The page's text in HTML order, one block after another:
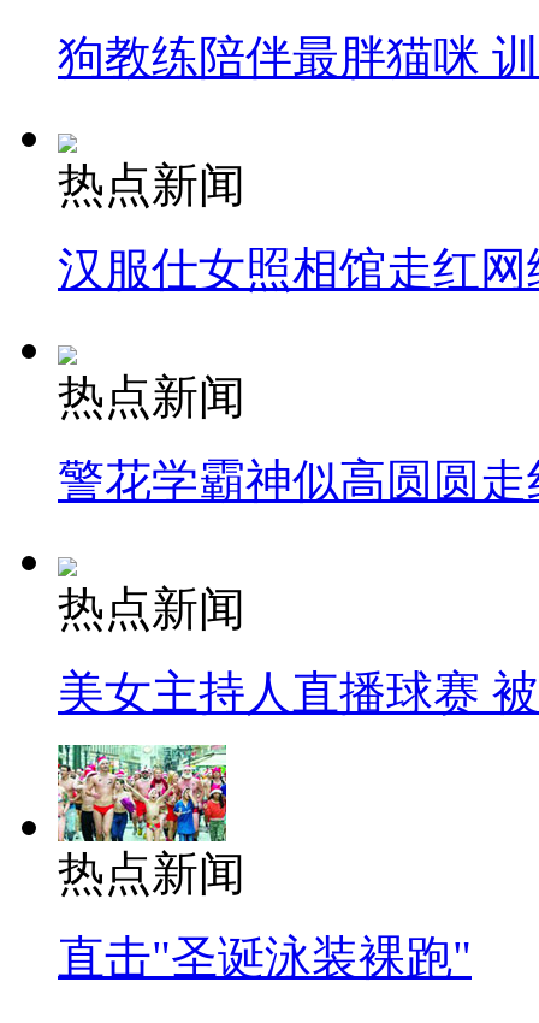
狗教练陪伴最胖猫咪
热点新闻
汉服仕女照相馆走红网
热点新闻
警花学霸神似高圆圆走
热点新闻
美女主持人直播球赛
热点新闻
直击"圣诞泳装裸跑"